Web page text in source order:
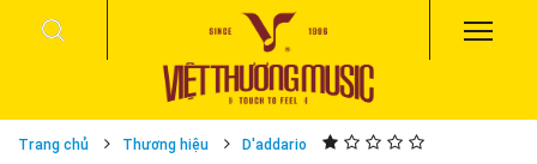
Trang chủ Thương hiệu D'addario